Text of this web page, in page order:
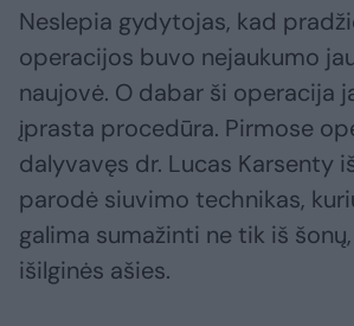
Neslepia gydytojas, kad
operacijos buvo nejaukumo
naujovė. O dabar ši operacija
įprasta procedūra. Pirmose
dalyvavęs dr. Lucas Karsenty
parodė siuvimo technikas,
galima sumažinti ne tik iš
išilginės ašies.